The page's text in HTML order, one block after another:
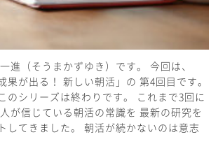
進（そうまかずゆき）です。 今回は、
果が出る！ 新しい朝活」の 第4回目です。
のシリーズは終わりです。 これまで3回に
が信じている朝活の常識を 最新の研究を
してきました。 朝活が続かないのは意志